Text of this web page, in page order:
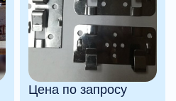
Цена по запросу